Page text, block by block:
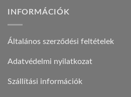
INFORMÁCIÓK
Általános szerződési feltételek
Adatvédelmi nyilatkozat
Szállítási információk